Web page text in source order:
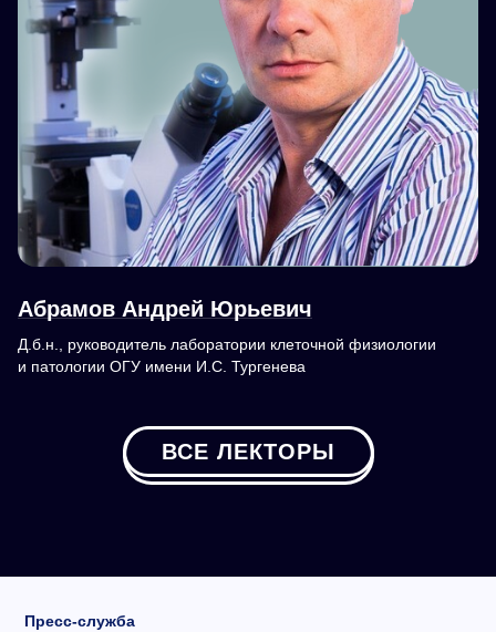
Абрамов Андрей Юрьевич
Д.б.н., руководитель лаборатории клеточной физиологии
и патологии ОГУ имени И.С. Тургенева
ВСЕ ЛЕКТОРЫ
Пресс-служба